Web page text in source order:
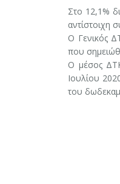
ΤΜΗΜΑΤΑ
ΣΚΟΠΟΣ -
ΑΦΙΕΡΩΜΑΤΑ
ΕΡΓΑ ΚΑΙ
Υπηρεσία Μιας
Αναζήτηση
Ιδιωτική
ΠΕΡΙΦΕΡΕΙΑ
ΤΙ ΕΙΝΑΙ Η ΑΕΠΕ Ν.
ΔΗΜΙΟΥΡΓΙΑ
ΣΥΝΔΕΣΜΟΙ
ΟΜΟΣΠΟΝΔΙΕΣ
ΣΩΜΑΤΕΙΑ
ΕΚΘΕΣΕΙΣ -
ΝΟΜΟΣ ΚΟΖΑΝΗΣ
Η
Στο 12,1%
αντίστοιχη
Ο Γενικός
που
Ο μέσος
Ιουλίου
του